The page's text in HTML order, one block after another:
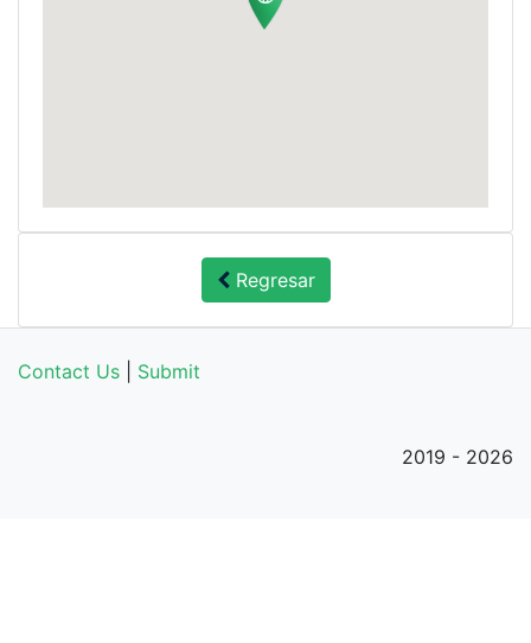
Regresar
Contact Us Submit
2019 - 2026